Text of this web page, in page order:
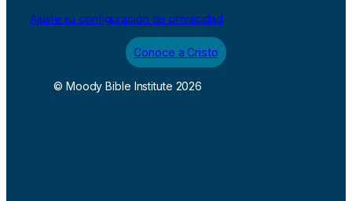
Ajuste su configuración de privacidad
Conoce a Cristo
© Moody Bible Institute 2026